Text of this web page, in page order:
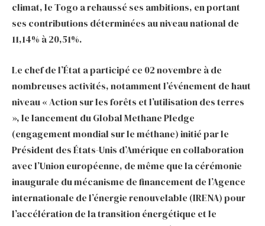
climat, le Togo a rehaussé ses ambitions, en portant
ses contributions déterminées au niveau national de
11,14% à 20,51%.
Le chef de l’État a participé ce 02 novembre à de
nombreuses activités, notamment l’événement de haut
niveau « Action sur les forêts et l’utilisation des terres
», le lancement du Global Methane Pledge
(engagement mondial sur le méthane) initié par le
Président des États-Unis d’Amérique en collaboration
avec l’Union européenne, de même que la cérémonie
inaugurale du mécanisme de financement de l’Agence
internationale de l’énergie renouvelable (IRENA) pour
l’accélération de la transition énergétique et le